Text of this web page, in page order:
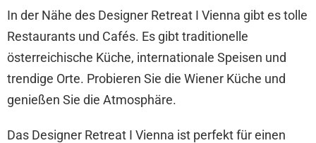
In der Nähe des Designer Retreat I Vienna gibt es tolle
Restaurants und Cafés. Es gibt traditionelle
österreichische Küche, internationale Speisen und
trendige Orte. Probieren Sie die Wiener Küche und
genießen Sie die Atmosphäre.
Das Designer Retreat I Vienna ist perfekt für einen